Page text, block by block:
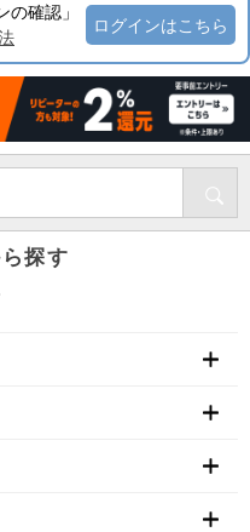
確認」
ログインはこちら
探す